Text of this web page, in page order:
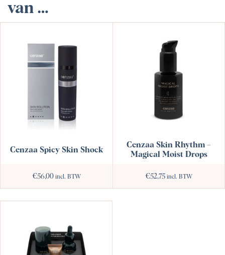
van …
Cenzaa Spicy Skin Shock
€56,00 incl. BTW
Cenzaa Skin Rhythm –
Magical Moist Drops
€52,75 incl. BTW